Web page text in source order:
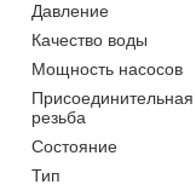
Давление
Качество воды
Мощность насосов
Присоединительная
резьба
Состояние
Тип